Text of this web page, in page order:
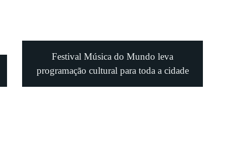
Festival Música do Mundo leva
programação cultural para toda a cidade